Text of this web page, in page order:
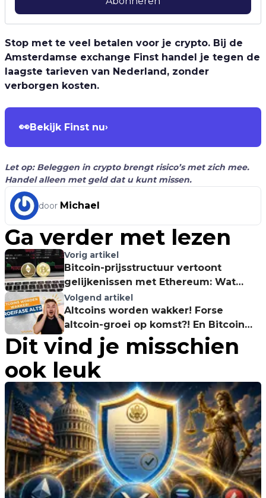
Stop met te veel betalen voor je crypto. Bij de
Amsterdamse exchange Finst handel je tegen de
laagste tarieven van Nederland, zonder
verborgen kosten.
👀Bekijk Finst nu›
Let op: Beleggen in crypto brengt risico’s met zich mee.
Handel alleen met geld dat u kunt missen.
door Michael
Ga verder met lezen
Vorig artikel
Bitcoin-prijsstructuur vertoont
gelijkenissen met Ethereum: Wat
kunnen we hiervan leren?
Volgend artikel
Altcoins worden wakker! Forse
altcoin-groei op komst?! En Bitcoin
koersverwachting!
Dit vind je misschien
ook leuk